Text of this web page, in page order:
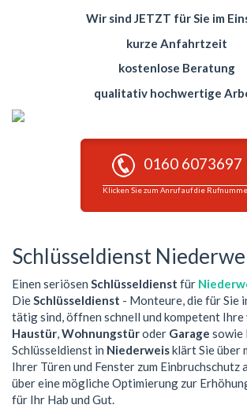
Wir sind JETZT für Sie im
kurze Anfahrtzeit
kostenlose Beratung
qualitativ hochwertige
0160 6073697
Klicken Sie zum Anruf auf die
Schlüsseldienst
Einen seriösen Schlüsseldienst für
DieSchlüsseldienst - Monteure, die für Sie
tätig sind, öffnen schnell und kompetent Ihre
Haustür,Wohnungstüroder Garage sowie
Schlüsseldienst in Niederweisklärt Sie über
Ihrer Türen und Fenster zum Einbruchschutz
über eine mögliche Optimierung zur
für Ihr Hab und Gut.